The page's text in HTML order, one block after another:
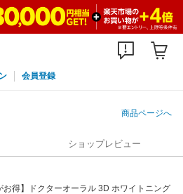
会員登録
商品ページへ
ショップレビュー
お得】ドクターオーラル 3D ホワイトニング